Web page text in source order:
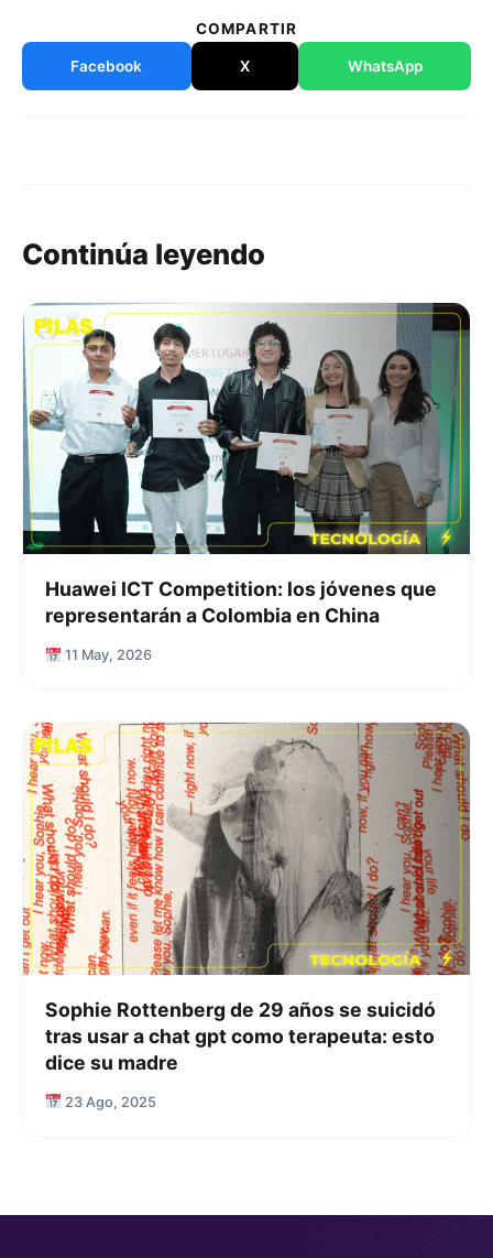
COMPARTIR
Facebook X WhatsApp
Continúa leyendo
Huawei ICT Competition: los jóvenes que
representarán a Colombia en China
11 May, 2026
Sophie Rottenberg de 29 años se suicidó
tras usar a chat gpt como terapeuta: esto
dice su madre
23 Ago, 2025